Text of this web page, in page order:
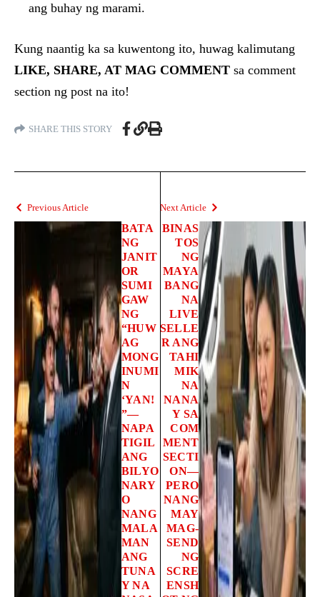
ang buhay ng marami.
Kung naantig ka sa kuwentong ito, huwag kalimutang
LIKE, SHARE, AT MAG COMMENT sa comment
section ng post na ito!
SHARE THIS STORY
Previous Article
BATA
NG
JANIT
OR
SUMI
GAW
NG
“HUW
AG
MONG
INUMI
N
‘YAN!
”—
NAPA
TIGIL
ANG
BILYO
NARY
O
NANG
MALA
MAN
ANG
TUNA
Y NA
Next Article
BINAS
TOS
NG
MAYA
BANG
NA
LIVE
SELLE
R ANG
TAHI
MIK
NA
NANA
Y SA
COM
MENT
SECTI
ON—
PERO
NANG
MAY
MAG-
SEND
NG
SCRE
ENSH